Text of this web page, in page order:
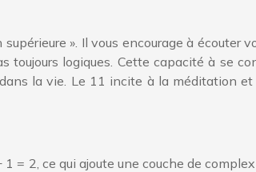
». Il vous encourage à écouter
logiques. Cette capacité à se
la vie. Le 11 incite à la méditation
= 2, ce qui ajoute une couche de